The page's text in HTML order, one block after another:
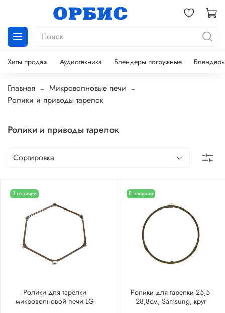
Хиты продаж Аудиотехника Блендеры погружные
Главная
Микроволновые печи
Ролики и приводы тарелок
Ролики и приводы тарелок
В наличии
Ролики для тарелки
микроволновой печи LG
В наличии
Ролики для тарелки 25,5-
28,8см, Samsung, круг